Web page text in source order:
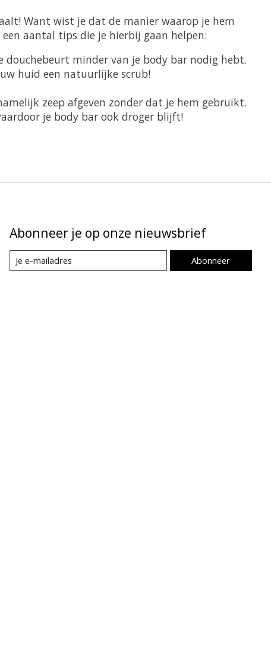
Want wist je dat de manier waarop je hem
aantal tips die je hierbij gaan helpen:
minder van je body bar nodig hebt.
huid een natuurlijke scrub!
zeep afgeven zonder dat je hem gebruikt.
je body bar ook droger blijft!
Abonneer je op onze nieuwsbrief
Abonneer